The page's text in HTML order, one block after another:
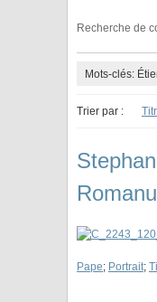
Recherche de
Mots-clés:
Trier par :
Pape; Portrait;